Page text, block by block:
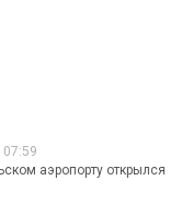
07:59
аэропорту открылся